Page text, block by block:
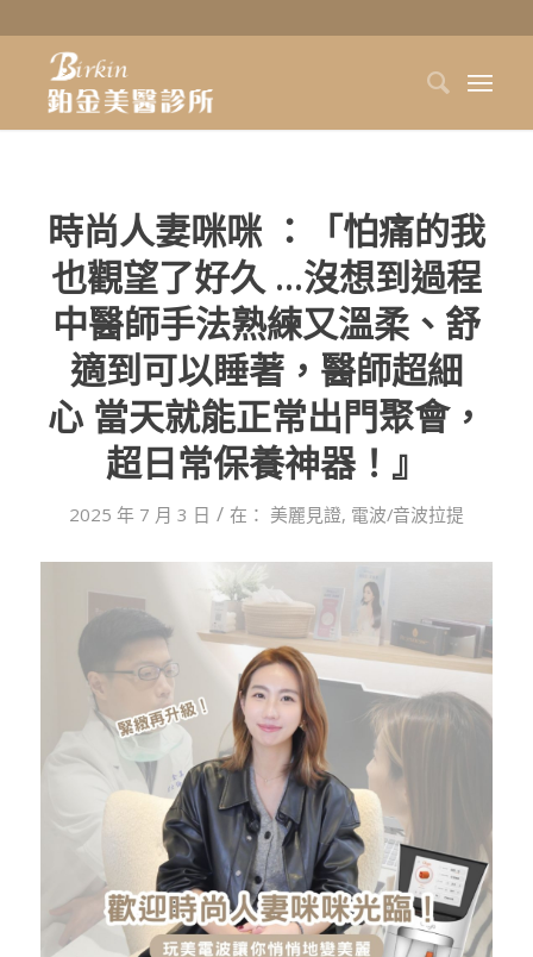
時尚人妻咪咪 ：「怕痛的我
也觀望了好久 …沒想到過程
中醫師手法熟練又溫柔、舒
適到可以睡著，醫師超細
心 當天就能正常出門聚會，
超日常保養神器！』
2025 年 7 月 3 日 / 在： 美麗見證, 電波/音波拉提